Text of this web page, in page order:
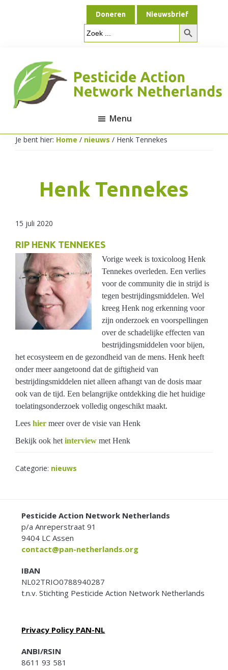
Doneren Nieuwsbrief
Zoek
naar:
Zoekknop
Pesticide
Netherlands
Menu
Je bent hier: Home / nieuws / Henk Tennekes
Henk Tennekes
15 juli 2020
RIP HENK TENNEKES
Vorige week is toxicoloog Henk
Tennekes overleden. Een verlies
voor de community die in strijd is
tegen bestrijdingsmiddelen. Wel
kreeg Henk nog erkenning voor
zijn onderzoek en voorspellingen
over de schadelijke effecten van
bestrijdingsmiddelen voor bijen,
het ecosysteem en de gezondheid van de mens. Henk heeft
onder meer aangetoond dat de giftigheid van
bestrijdingsmiddelen niet alleen afhangt van de dosis maar
ook van de tijd. Een belangrijke ontdekking die het huidige
toelatingsonderzoek volledig ongeschikt maakt.
Lees hier meer over de visie van Henk
Bekijk ook het interview met Henk
Categorie: nieuws
FOOTERPesticide Action Network Netherlands
p/a Anreperstraat 91
9404 LC Assen
contact@pan-netherlands.org
IBAN
NL02TRIO0788940287
t.n.v. Stichting Pesticide Action Network Netherlands
Privacy Policy PAN-NL
ANBI/RSIN
8611 93 581